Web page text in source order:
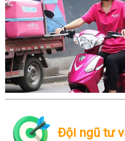
Đội ngũ tư